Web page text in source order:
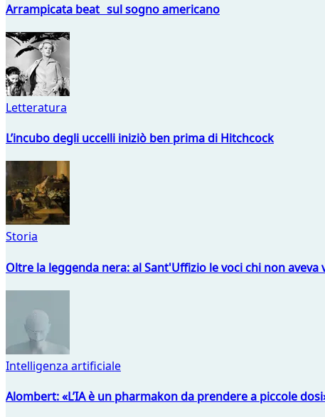
Arrampicata beat sul sogno americano
Letteratura
L’incubo degli uccelli iniziò ben prima di Hitchcock
Storia
Oltre la leggenda nera: al Sant'Uffizio le voci chi non aveva
Intelligenza artificiale
Alombert: «L’IA è un pharmakon da prendere a piccole